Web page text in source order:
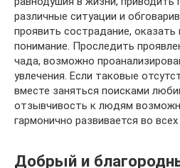
различные ситуации и
проявить сострадание, оказать
понимание. Проследить
чада, возможно
увлечения. Если таковые
вместе заняться поисками
отзывчивость к людям
гармонично развивается во
Добрый и